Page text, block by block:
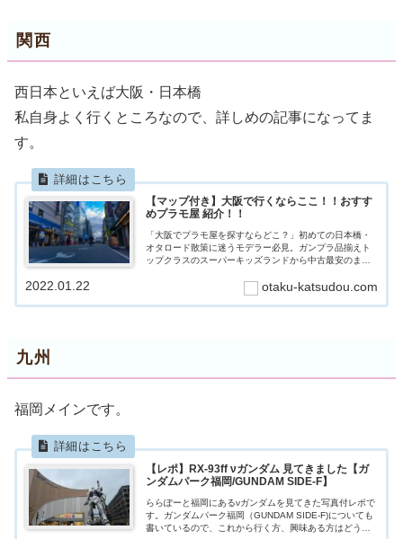
関西
西日本といえば大阪・日本橋
私自身よく行くところなので、詳しめの記事になってま
す。
【マップ付き】大阪で行くならここ！！おすす
めプラモ屋 紹介！！
「大阪でプラモ屋を探すならどこ？」初めての日本橋・
オタロード散策に迷うモデラー必見。ガンプラ品揃えト
ップクラスのスーパーキッズランドから中古最安のまん
otaku-katsudou.com
2022.01.22
九州
福岡メインです。
【レポ】RX-93ff νガンダム 見てきました【ガ
ンダムパーク福岡/GUNDAM SIDE-F】
ららぽーと福岡にあるνガンダムを見てきた写真付レポで
す。ガンダムパーク福岡（GUNDAM SIDE-F)についても
書いているので、これから行く方、興味ある方はどう